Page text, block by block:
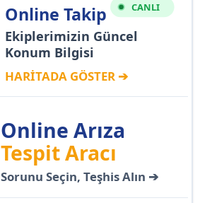
CANLI
Online Takip
Ekiplerimizin Güncel
Konum Bilgisi
HARİTADA GÖSTER ➔
Online Arıza
Tespit Aracı
Sorunu Seçin, Teşhis Alın ➔